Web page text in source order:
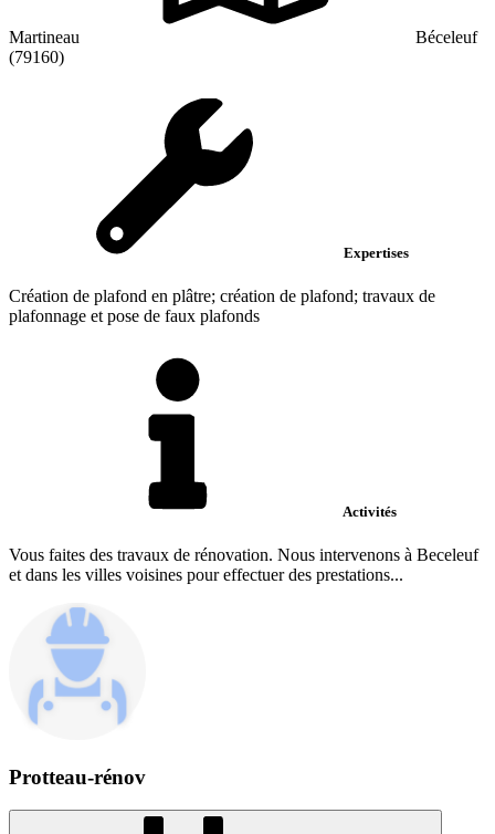
Martineau
Béceleuf
(79160)
Expertises
Création de plafond en plâtre; création de plafond; travaux de
plafonnage et pose de faux plafonds
Activités
Vous faites des travaux de rénovation. Nous intervenons à Beceleuf
et dans les villes voisines pour effectuer des prestations...
Protteau-rénov